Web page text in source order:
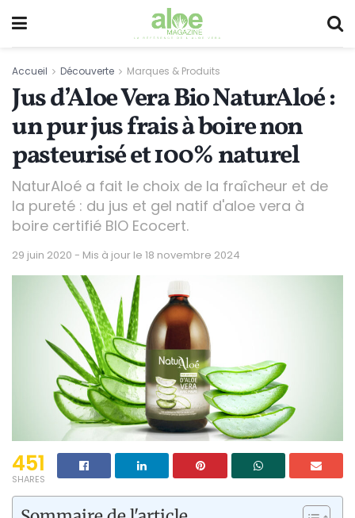
Accueil Découverte Marques & Produits
Jus d’Aloe Vera Bio NaturAloé :
un pur jus frais à boire non
pasteurisé et 100% naturel
NaturAloé a fait le choix de la fraîcheur et de
la pureté : du jus et gel natif d'aloe vera à
boire certifié BIO Ecocert.
29 juin 2020 - Mis à jour le 18 novembre 2024
451
SHARES